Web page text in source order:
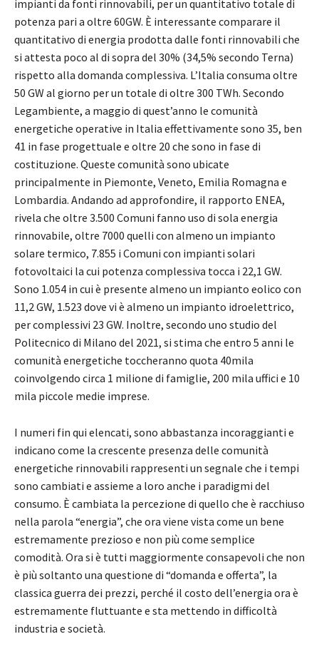
impianti da fonti rinnovabili, per un quantitativo totale di
potenza pari a oltre 60GW. È interessante comparare il
quantitativo di energia prodotta dalle fonti rinnovabili che
si attesta poco al di sopra del 30% (34,5% secondo Terna)
rispetto alla domanda complessiva. L’Italia consuma oltre
50 GW al giorno per un totale di oltre 300 TWh. Secondo
Legambiente, a maggio di quest’anno le comunità
energetiche operative in Italia effettivamente sono 35, ben
41 in fase progettuale e oltre 20 che sono in fase di
costituzione. Queste comunità sono ubicate
principalmente in Piemonte, Veneto, Emilia Romagna e
Lombardia. Andando ad approfondire, il rapporto ENEA,
rivela che oltre 3.500 Comuni fanno uso di sola energia
rinnovabile, oltre 7000 quelli con almeno un impianto
solare termico, 7.855 i Comuni con impianti solari
fotovoltaici la cui potenza complessiva tocca i 22,1 GW.
Sono 1.054 in cui è presente almeno un impianto eolico con
11,2 GW, 1.523 dove vi è almeno un impianto idroelettrico,
per complessivi 23 GW. Inoltre, secondo uno studio del
Politecnico di Milano del 2021, si stima che entro 5 anni le
comunità energetiche toccheranno quota 40mila
coinvolgendo circa 1 milione di famiglie, 200 mila uffici e 10
mila piccole medie imprese.
I numeri fin qui elencati, sono abbastanza incoraggianti e
indicano come la crescente presenza delle comunità
energetiche rinnovabili rappresenti un segnale che i tempi
sono cambiati e assieme a loro anche i paradigmi del
consumo. È cambiata la percezione di quello che è racchiuso
nella parola “energia”, che ora viene vista come un bene
estremamente prezioso e non più come semplice
comodità. Ora si è tutti maggiormente consapevoli che non
è più soltanto una questione di “domanda e offerta”, la
classica guerra dei prezzi, perché il costo dell’energia ora è
estremamente fluttuante e sta mettendo in difficoltà
industria e società.